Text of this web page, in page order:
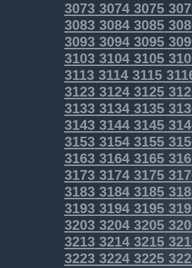
307330743075
308330843085
309330943095
310331043105
311331143115
312331243125
313331343135
314331443145
315331543155
316331643165
317331743175
318331843185
319331943195
320332043205
321332143215
322332243225